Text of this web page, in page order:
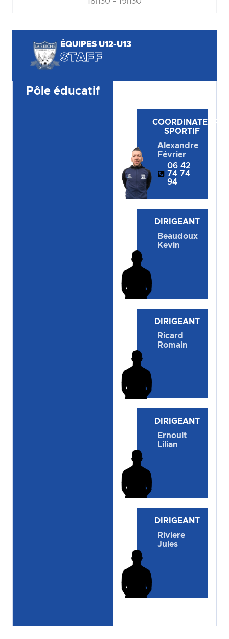
ÉQUIPES U12-U13
STAFF
Pôle éducatif
COORDINATEUR
SPORTIF
Alexandre
Février
06 42
74 74
94
DIRIGEANT
Beaudoux
Kevin
DIRIGEANT
Ricard
Romain
DIRIGEANT
Ernoult
Lilian
DIRIGEANT
Riviere
Jules